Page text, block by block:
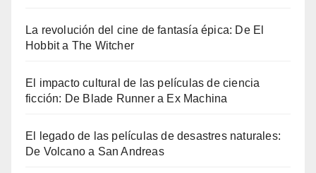
La revolución del cine de fantasía épica: De El
Hobbit a The Witcher
El impacto cultural de las películas de ciencia
ficción: De Blade Runner a Ex Machina
El legado de las películas de desastres naturales:
De Volcano a San Andreas